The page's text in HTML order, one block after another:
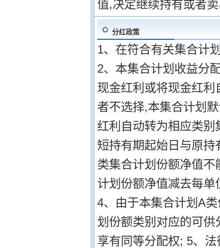
值,决定继续持有或者
分红政策
1、在符合有关集合计
2、本集合计划收益分
现金红利或将现金红
者不选择,本集合计划
红利自动转为相应类
短持有期起始日与原
类集合计划份额净值
计划份额净值减去每
4、由于本集合计划A
划份额类别对应的可
享有同等分配权; 5、